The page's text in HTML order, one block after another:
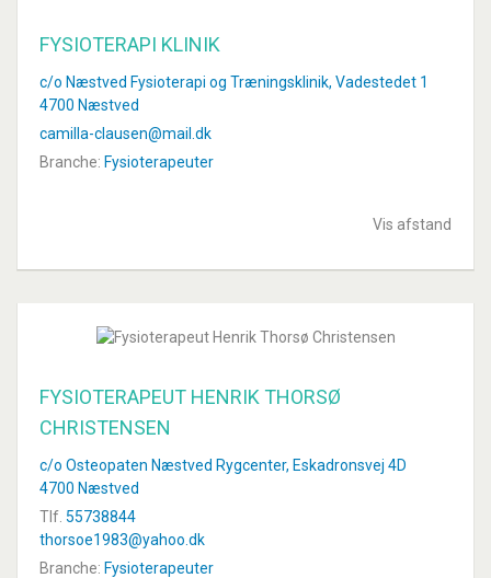
FYSIOTERAPI KLINIK
c/o Næstved Fysioterapi og Træningsklinik, Vadestedet 1
4700 Næstved
camilla-clausen@mail.dk
Branche: Fysioterapeuter
Vis afstand
FYSIOTERAPEUT HENRIK THORSØ
CHRISTENSEN
c/o Osteopaten Næstved Rygcenter, Eskadronsvej 4D
4700 Næstved
Tlf. 55738844
thorsoe1983@yahoo.dk
Branche: Fysioterapeuter